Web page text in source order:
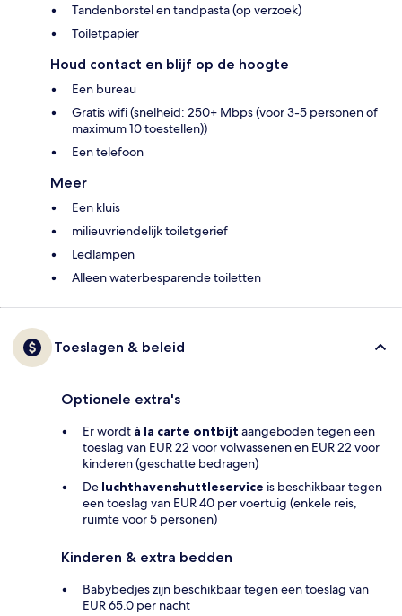
Tandenborstel en tandpasta (op verzoek)
Toiletpapier
Houd contact en blijf op de hoogte
Een bureau
Gratis wifi (snelheid: 250+ Mbps (voor 3-5 personen of
maximum 10 toestellen))
Een telefoon
Meer
Een kluis
milieuvriendelijk toiletgerief
Ledlampen
Alleen waterbesparende toiletten
Toeslagen & beleid
Optionele extra's
Er wordt à la carte ontbijt aangeboden tegen een
toeslag van EUR 22 voor volwassenen en EUR 22 voor
kinderen (geschatte bedragen)
De luchthavenshuttleservice is beschikbaar tegen
een toeslag van EUR 40 per voertuig (enkele reis,
ruimte voor 5 personen)
Kinderen & extra bedden
Babybedjes zijn beschikbaar tegen een toeslag van
EUR 65.0 per nacht